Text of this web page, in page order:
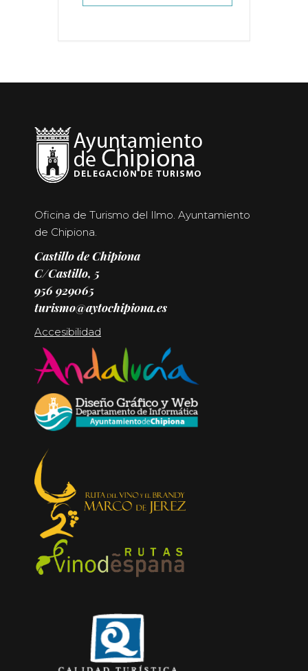
Oficina de Turismo del Ilmo. Ayuntamiento
de Chipiona.
Castillo de Chipiona
C/Castillo, 5
956 929065
turismo@aytochipiona.es
Accesibilidad